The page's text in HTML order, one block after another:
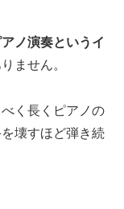
ノ演奏というイ
ません。
く長くピアノの
壊すほど弾き続